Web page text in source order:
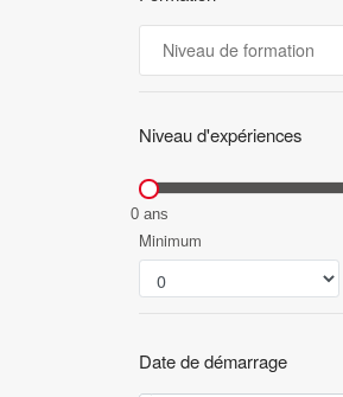
Niveau d'expériences
0 ans
Minimum
Date de démarrage